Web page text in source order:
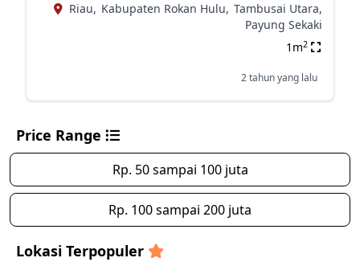
Riau, Kabupaten Rokan Hulu, Tambusai Utara,
Payung Sekaki
1m2
2 tahun yang lalu
Price Range
Rp. 50 sampai 100 juta
Rp. 100 sampai 200 juta
Lokasi Terpopuler